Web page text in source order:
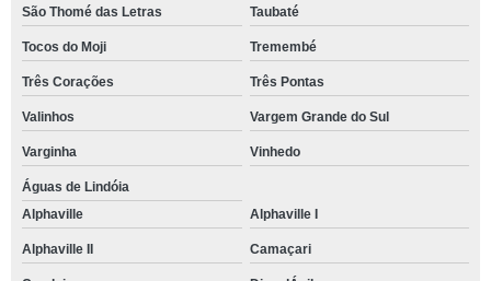
São Thomé das Letras Taubaté
Tocos do Moji Tremembé
Três Corações Três Pontas
Valinhos Vargem Grande do Sul
Varginha Vinhedo
Águas de Lindóia
Alphaville
Alphaville I
Alphaville II Camaçari